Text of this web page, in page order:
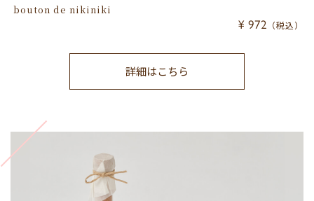
bouton de nikiniki
¥ 972 （税込）
詳細はこちら